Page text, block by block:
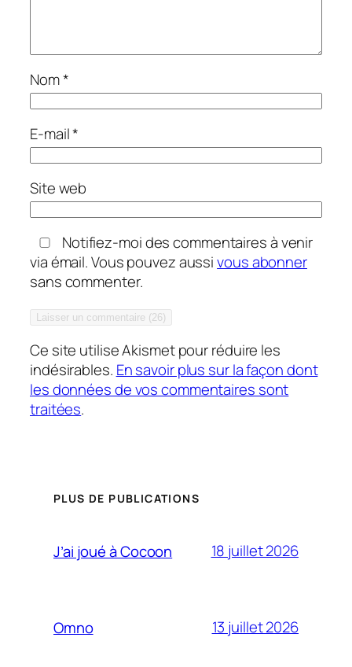
Nom*
E-mail*
Site web
Notifiez-moi des commentaires à venir
via émail. Vous pouvez aussivous abonner
sans commenter.
Ce site utilise Akismet pour réduire les
indésirables. En savoir plus sur la façon dont
les données de vos commentaires sont
traitées.
PLUS DE PUBLICATIONS
J’ai joué à Cocoon 18 juillet 2026
Omno 13 juillet 2026